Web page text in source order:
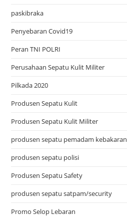
paskibraka
Penyebaran Covid19
Peran TNI POLRI
Perusahaan Sepatu Kulit Militer
Pilkada 2020
Produsen Sepatu Kulit
Produsen Sepatu Kulit Militer
produsen sepatu pemadam kebakaran
produsen sepatu polisi
Produsen Sepatu Safety
produsen sepatu satpam/security
Promo Selop Lebaran